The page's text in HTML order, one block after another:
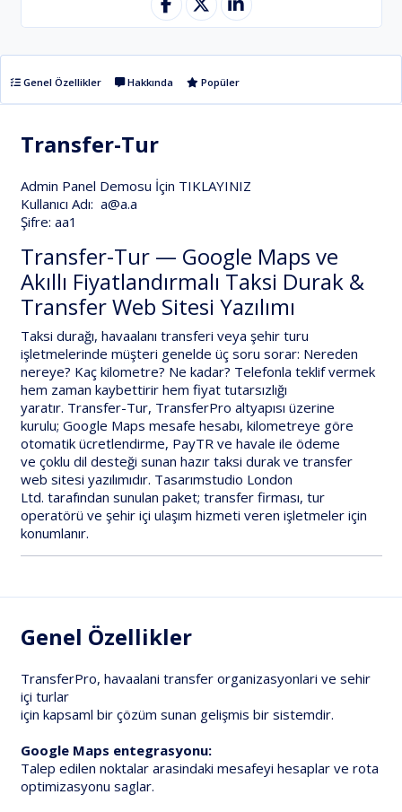
Genel Özellikler Hakkında Popüler
Transfer-Tur
Admin Panel Demosu İçin TIKLAYINIZ
Kullanıcı Adı: a@a.a
Şifre: aa1
Transfer-Tur — Google Maps ve
Akıllı Fiyatlandırmalı Taksi Durak &
Transfer Web Sitesi Yazılımı
Taksi durağı, havaalanı transferi veya şehir turu
işletmelerinde müşteri genelde üç soru sorar: Nereden
nereye? Kaç kilometre? Ne kadar? Telefonla teklif vermek
hem zaman kaybettirir hem fiyat tutarsızlığı
yaratır. Transfer-Tur, TransferPro altyapısı üzerine
kurulu; Google Maps mesafe hesabı, kilometreye göre
otomatik ücretlendirme, PayTR ve havale ile ödeme
ve çoklu dil desteği sunan hazır taksi durak ve transfer
web sitesi yazılımıdır. Tasarımstudio London
Ltd. tarafından sunulan paket; transfer firması, tur
operatörü ve şehir içi ulaşım hizmeti veren işletmeler için
konumlanır.
Genel Özellikler
TransferPro, havaalani transfer organizasyonlari ve sehir
içi turlar
için kapsaml bir çözüm sunan gelişmis bir sistemdir.
Google Maps entegrasyonu:
Talep edilen noktalar arasindaki mesafeyi hesaplar ve rota
optimizasyonu saglar.